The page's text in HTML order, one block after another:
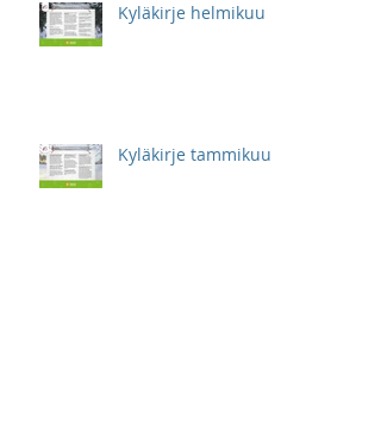
Kyläkirje helmikuu
Kyläkirje tammikuu